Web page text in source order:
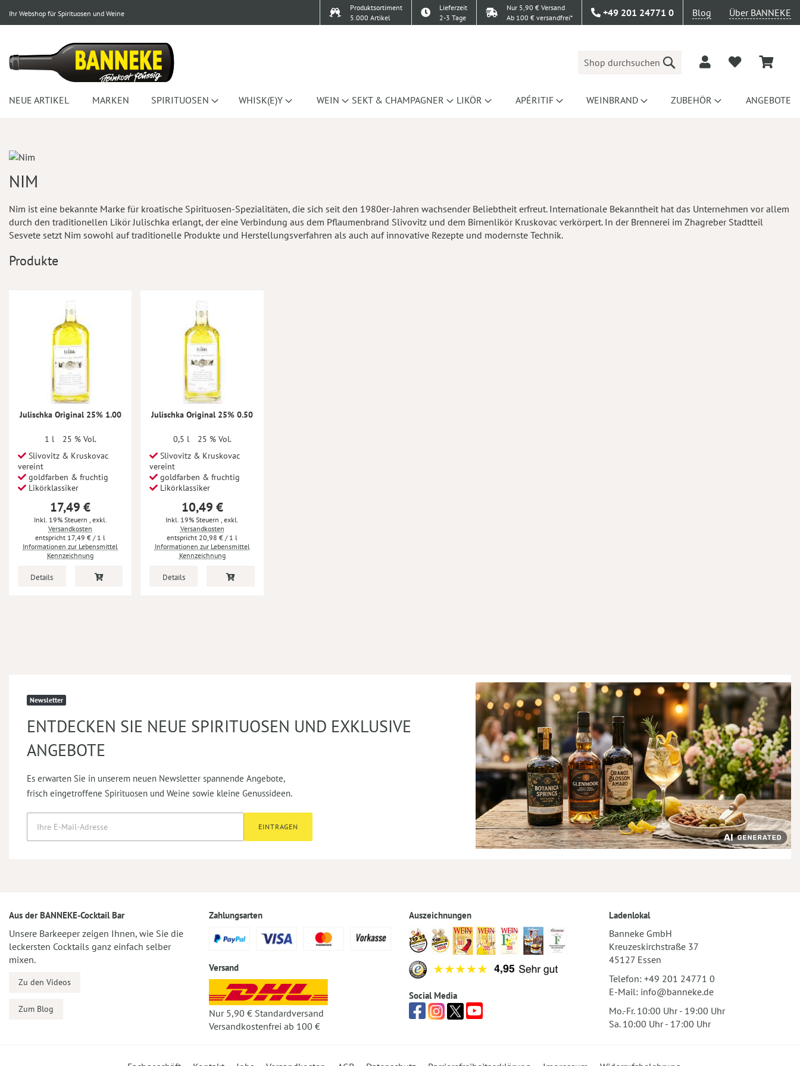
Ihr Webshop für Spirituosen und Weine
Produktsortiment
5.000 Artikel
Lieferzeit
2-3 Tage
Nur 5,90 € Versand
Ab 100 € versandfrei*
+49 201 24771 0 Blog Über BANNEKE
Suche
NEUE ARTIKEL MARKEN SPIRITUOSEN WHISK(E)Y WEIN SEKT & CHAMPAGNER LIKÖR APÉRITIF WEINBRAND ZUBEHÖR ANGEBOTE
NIM
Nim ist eine bekannte Marke für kroatische Spirituosen-Spezialitäten, die sich seit den 1980er-Jahren wachsender Beliebtheit erfreut. Internationale Bekanntheit hat das Unternehmen vor allem
durch den traditionellen Likör Julischka erlangt, der eine Verbindung aus dem Pflaumenbrand Slivovitz und dem Birnenlikör Kruskovac verkörpert. In der Brennerei im Zhagreber Stadtteil
Sesvete setzt Nim sowohl auf traditionelle Produkte und Herstellungsverfahren als auch auf innovative Rezepte und modernste Technik.
Produkte
Julischka Original 25% 1.00
1 l
25 % Vol.
Slivovitz & Kruskovac
vereint
goldfarben & fruchtig
Likörklassiker
17,49 €
Inkl. 19% Steuern exkl.
Versandkosten
17,49 € / 1 l
Informationen zur Lebensmittel
Kennzeichnung
Details
Julischka Original 25% 0.50
0,5 l
25 % Vol.
Slivovitz & Kruskovac
vereint
goldfarben & fruchtig
Likörklassiker
10,49 €
Inkl. 19% Steuern
exkl.
Versandkosten
20,98 € / 1 l
Informationen zur Lebensmittel
Kennzeichnung
Details
Newsletter
ENTDECKEN SIE NEUE SPIRITUOSEN UND EXKLUSIVE
ANGEBOTE
Es erwarten Sie in unserem neuen Newsletter spannende Angebote,
frisch eingetroffene Spirituosen und Weine sowie kleine Genussideen.
EINTRAGEN
Aus der BANNEKE-Cocktail Bar
Unsere Barkeeper zeigen Ihnen, wie Sie die
leckersten Cocktails ganz einfach selber
mixen.
Zu den Videos
Zum Blog
Zahlungsarten
Versand
Nur 5,90 € Standardversand
Versandkostenfrei ab 100 €
Auszeichnungen
Social Media
Ladenlokal
Banneke GmbH
Kreuzeskirchstraße 37
45127 Essen
Telefon: +49 201 24771 0
E-Mail: info@banneke.de
Mo.-Fr. 10:00 Uhr - 19:00 Uhr
Sa. 10:00 Uhr - 17:00 Uhr